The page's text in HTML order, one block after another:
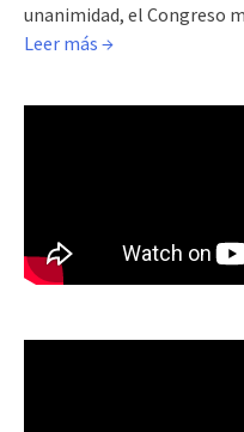
unanimidad, el Congreso
Leer más →